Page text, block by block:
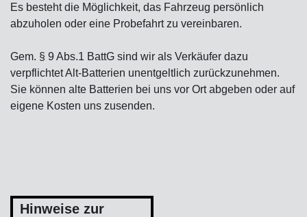
Es besteht die Möglichkeit, das Fahrzeug persönlich
abzuholen oder eine Probefahrt zu vereinbaren.
Gem. § 9 Abs.1 BattG sind wir als Verkäufer dazu
verpflichtet Alt-Batterien unentgeltlich zurückzunehmen.
Sie können alte Batterien bei uns vor Ort abgeben oder auf
eigene Kosten uns zusenden.
Hinweise zur